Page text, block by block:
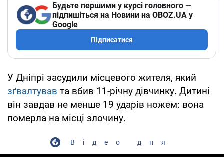
Будьте першими у курсі головного —
підпишіться на Новини на OBOZ.UA у
Google
Підписатися
У Дніпрі засудили місцевого жителя, який
зґвалтував та вбив 11-річну дівчинку. Дитині
він завдав не менше 19 ударів ножем: вона
померла на місці злочину.
Відео дня